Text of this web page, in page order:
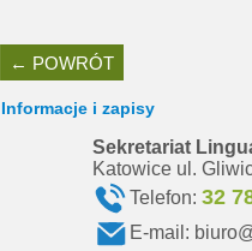
← POWRÓT
Informacje i zapisy
Sekretariat
Katowice ul.
Telefon: 32
E-mail: